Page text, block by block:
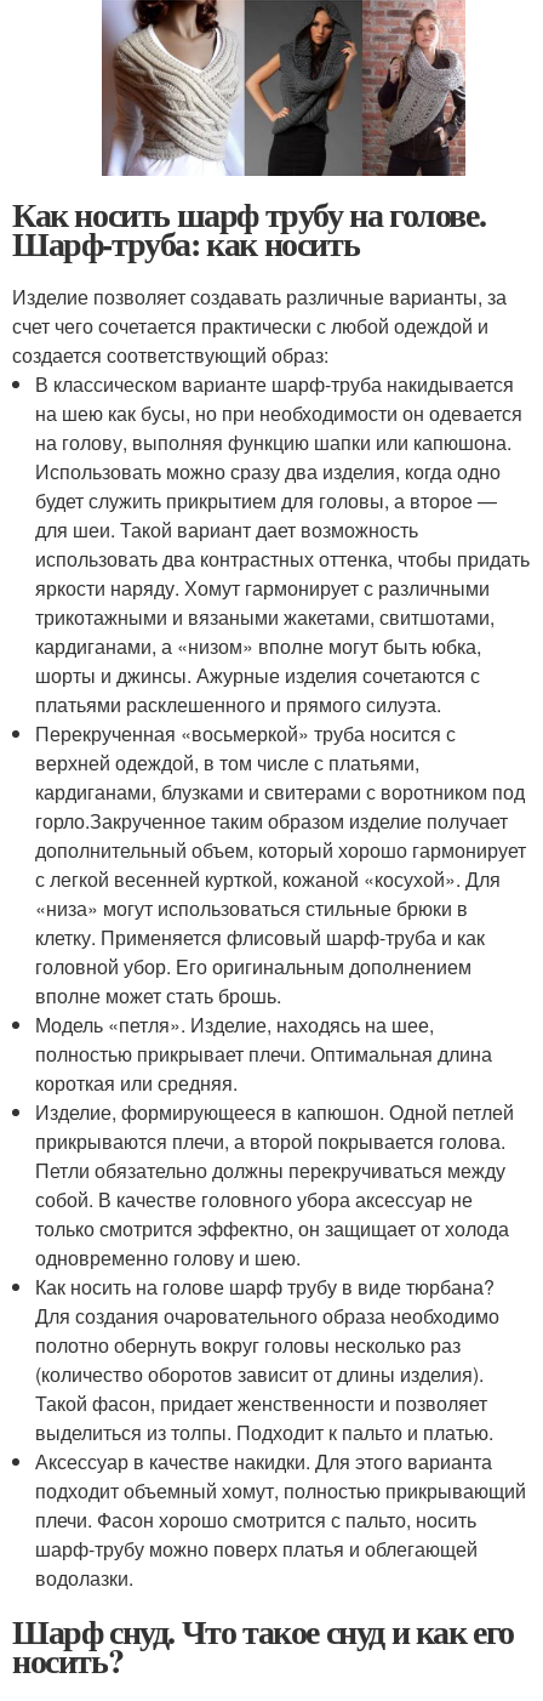
Как носить шарф трубу на голове.
Шарф-труба: как носить
Изделие позволяет создавать различные варианты, за
счет чего сочетается практически с любой одеждой и
создается соответствующий образ:
В классическом варианте шарф-труба накидывается
на шею как бусы, но при необходимости он одевается
на голову, выполняя функцию шапки или капюшона.
Использовать можно сразу два изделия, когда одно
будет служить прикрытием для головы, а второе —
для шеи. Такой вариант дает возможность
использовать два контрастных оттенка, чтобы придать
яркости наряду. Хомут гармонирует с различными
трикотажными и вязаными жакетами, свитшотами,
кардиганами, а «низом» вполне могут быть юбка,
шорты и джинсы. Ажурные изделия сочетаются с
платьями расклешенного и прямого силуэта.
Перекрученная «восьмеркой» труба носится с
верхней одеждой, в том числе с платьями,
кардиганами, блузками и свитерами с воротником под
горло.Закрученное таким образом изделие получает
дополнительный объем, который хорошо гармонирует
с легкой весенней курткой, кожаной «косухой». Для
«низа» могут использоваться стильные брюки в
клетку. Применяется флисовый шарф-труба и как
головной убор. Его оригинальным дополнением
вполне может стать брошь.
Модель «петля». Изделие, находясь на шее,
полностью прикрывает плечи. Оптимальная длина
короткая или средняя.
Изделие, формирующееся в капюшон. Одной петлей
прикрываются плечи, а второй покрывается голова.
Петли обязательно должны перекручиваться между
собой. В качестве головного убора аксессуар не
только смотрится эффектно, он защищает от холода
одновременно голову и шею.
Как носить на голове шарф трубу в виде тюрбана?
Для создания очаровательного образа необходимо
полотно обернуть вокруг головы несколько раз
(количество оборотов зависит от длины изделия).
Такой фасон, придает женственности и позволяет
выделиться из толпы. Подходит к пальто и платью.
Аксессуар в качестве накидки. Для этого варианта
подходит объемный хомут, полностью прикрывающий
плечи. Фасон хорошо смотрится с пальто, носить
шарф-трубу можно поверх платья и облегающей
водолазки.
Шарф снуд. Что такое снуд и как его
носить?